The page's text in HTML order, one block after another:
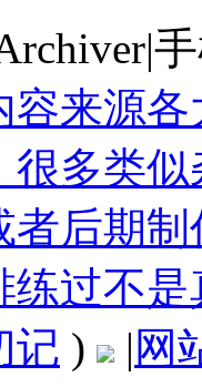
|
容来源
很多类
者后期
练过不
记 ) | 网